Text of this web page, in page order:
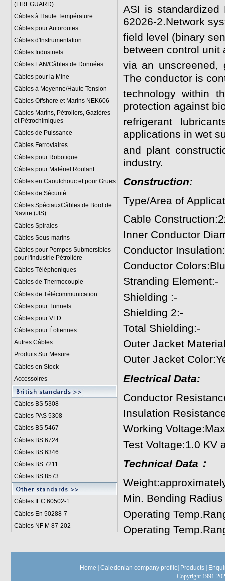
(FIREGUARD)
Câbles à Haute Température
Câbles pour Autoroutes
Câbles d'Instrumentation
Câbles Industriels
Câbles LAN/Câbles de Données
Câbles pour la Mine
Câbles à Moyenne/Haute Tension
Câbles Offshore et Marins NEK606
Câbles Marins, Pétroliers, Gazières
et Pétrochimiques
Câbles de Puissance
Câbles Ferroviaires
Câbles pour Robotique
Câbles pour Matériel Roulant
Câbles en Caoutchouc et pour Grues
Câbles de Sécurité
Câbles SpéciauxCâbles de Bord de
Navire (JIS)
Câbles Spirales
Câbles Sous-marins
Câbles pour Pompes Submersibles
pour l'Industrie Pétrolière
Câbles Téléphoniques
Câbles de Thermocouple
Câbles de Télécommunication
Câbles pour Tunnels
Câbles pour VFD
Câbles pour Éoliennes
Autres Câbles
Produits Sur Mesure
Câbles en Stock
Accessoires
Câbles BS 5308
Câbles PAS 5308
Câbles BS 5467
Câbles BS 6724
Câbles BS 6346
Câbles BS 7211
Câbles BS 8573
Câbles IEC 60502-1
Câbles En 50288-7
Câbles NF M 87-202
ASI is standardized
62026-2.Network
field level (binary
between control unit
via an unscreened,
The conductor is
technology within
protection against
refrigerant
applications in wet
and plant
industry.
Construction:
Type/Area of
Cable
Inner Conductor
Conductor
Conductor
Stranding Element:-
Shielding :-
Shielding 2:-
Total Shielding:-
Outer Jacket
Outer Jacket
Electrical Data:
Conductor
Insulation
Working
Test Voltage:1.0 KV
Technical Data：
Min. Bending
Operating
Operating
Home Caledonian company profile Products
Copyright 1991-